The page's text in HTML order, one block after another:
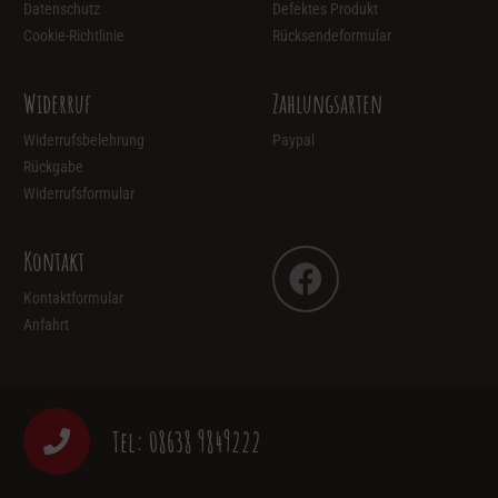
Datenschutz
Cookie-Richtlinie
Defektes Produkt
Rücksendeformular
Widerruf
Widerrufsbelehrung
Rückgabe
Widerrufsformular
Zahlungsarten
Paypal
Kontakt
Kontaktformular
Anfahrt
Tel: 08638 9849222